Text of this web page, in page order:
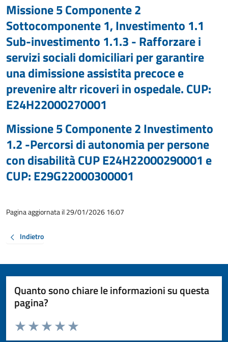
Missione 5 Componente 2
Sottocomponente 1, Investimento 1.1
Sub-investimento 1.1.3 - Rafforzare i
servizi sociali domiciliari per garantire
una dimissione assistita precoce e
prevenire altr ricoveri in ospedale. CUP:
E24H22000270001
Missione 5 Componente 2 Investimento
1.2 -Percorsi di autonomia per persone
con disabilità CUP E24H22000290001 e
CUP: E29G22000300001
Pagina aggiornata il 29/01/2026 16:07
Indietro
Quanto sono chiare le informazioni su questa
pagina?
Valuta da 1 a 5 stelle la pagina
Valuta 5 stelle su 5
Valuta 4 stelle su 5
Valuta 3 stelle su 5
Valuta 2 stelle su 5
Valuta 1 stelle su 5